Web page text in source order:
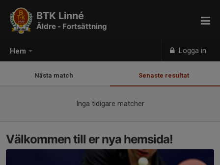
Hem Logga in
BTK Linné
Äldre - Fortsättning
Nästa match Senaste resultat
Inga tidigare matcher
Välkommen till er nya hemsida!